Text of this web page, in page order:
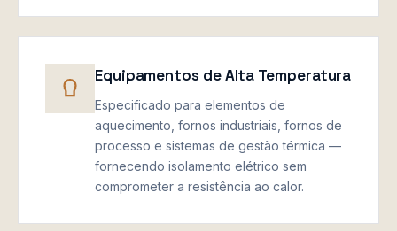
Equipamentos de Alta Temperatura
Especificado para elementos de
aquecimento, fornos industriais, fornos de
processo e sistemas de gestão térmica —
fornecendo isolamento elétrico sem
comprometer a resistência ao calor.